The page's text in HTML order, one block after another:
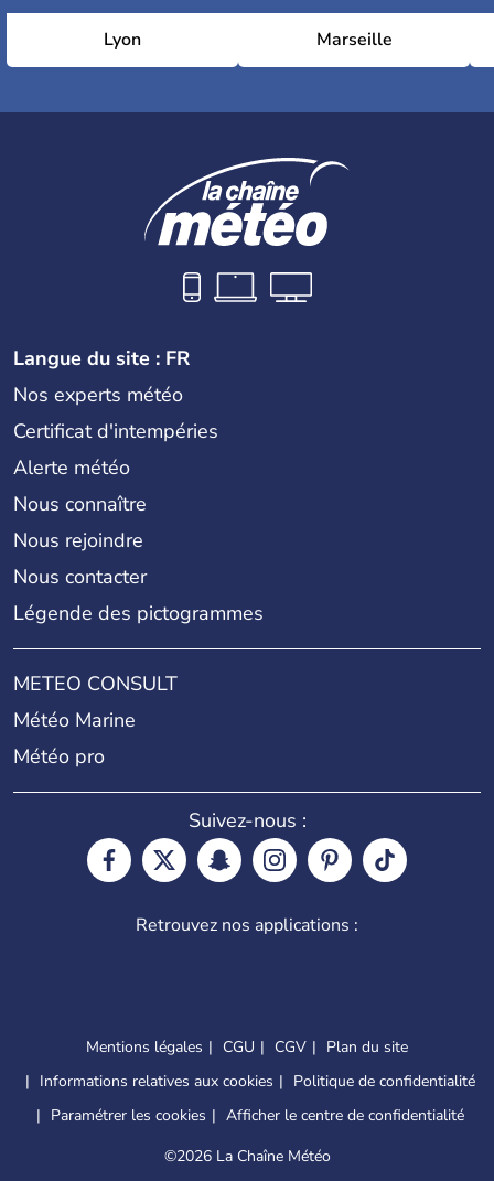
Lyon Marseille
Langue du site : FR
Nos experts météo
Certificat d'intempéries
Alerte météo
Nous connaître
Nous rejoindre
Nous contacter
Légende des pictogrammes
METEO CONSULT
Météo Marine
Météo pro
Suivez-nous :
Retrouvez nos applications :
Mentions légales CGU CGV
Plan du site
Informations relatives aux cookies
Politique de confidentialité
Paramétrer les cookies
Afficher le centre de confidentialité
©2026 La Chaîne Météo